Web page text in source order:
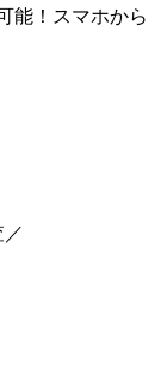
能！スマホから